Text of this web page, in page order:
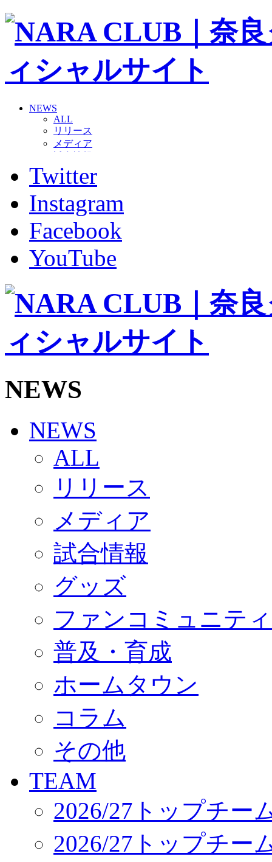
NEWS
ALL
リリース
メディア
グッズ
ファンコミュニティ
ホームタウン
コラム
その他
TEAM
2026/27トップチーム
2026/27トップチームスタッフ
バモス
チアダンススクール
ボランティアチーム「volundeer」
ビクトリーロード
HOMEGAME
観戦ルール＆マナー
Jリーグ運営管理規定
写真・動画使用ガイドライン
SCHEDULE
2026/27
練習見学時のファンサービスについて
TICKET
奈良クラブ明治安田J3リーグ2026/27シーズン試
奈良クラブ明治安田Ｊ3リーグ 2026/27シーズン「
観戦ルール＆マナー
2026/27ファンコミュニティ
サポートショップ
GOODS
オフィシャルストア（実店舗）
オンラインストア
ACADEMY
アカデミーについて
コーチ&スタッフ
ジュニア
ジュニアユース
ユース
練習拠点（ナラディーア）
SCHOOL
CLUB
パートナー募集
クラブ理念
サステナビリティ
Web制作支援
応援プロジェクト
Twitter
Instagram
Facebook
YouTube
NEWS
NEWS
ALL
リリース
メディア
試合情報
グッズ
ファンコミュニティ
普及・育成
ホームタウン
コラム
その他
TEAM
2026/27トップチー
2026/27トップチー